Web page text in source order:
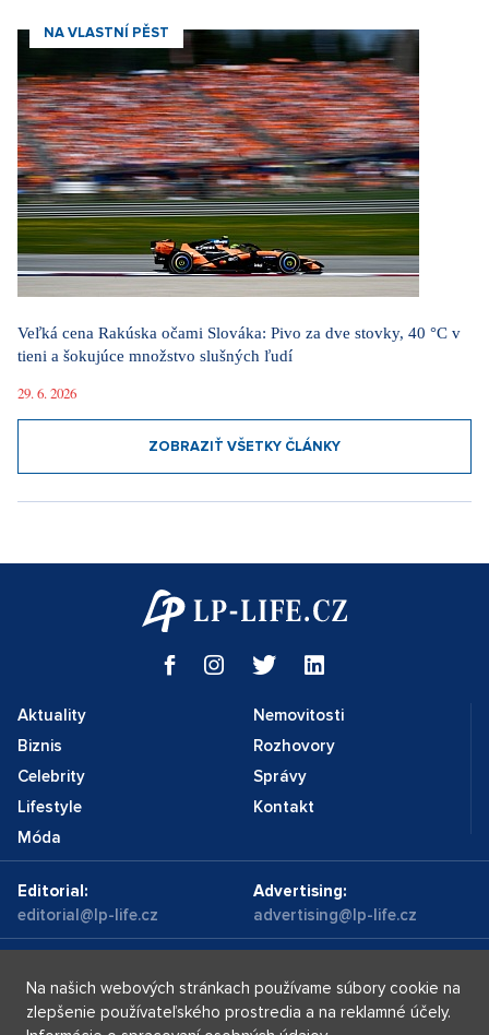
NA VLASTNÍ PĚST
Veľká cena Rakúska očami Slováka: Pivo za dve stovky, 40 °C v
tieni a šokujúce množstvo slušných ľudí
29. 6. 2026
ZOBRAZIŤ VŠETKY ČLÁNKY
Aktuality
Biznis
Celebrity
Lifestyle
Móda
Nemovitosti
Rozhovory
Správy
Kontakt
Editorial:
editorial@lp-life.cz
Advertising:
advertising@lp-life.cz
Na našich webových stránkach používame súbory cookie na
zlepšenie používateľského prostredia a na reklamné účely.